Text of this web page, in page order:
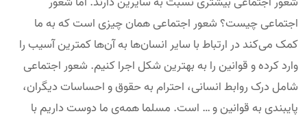
اجتماعی چیست؟ شعور اجتماعی همان چیزی است که به ما
کمک می‌کند در ارتباط با سایر انسان‌ها به آن‌ها کمترین آسیب را
وارد کرده و قوانین را به بهترین شکل اجرا کنیم. شعور اجتماعی
شامل درک روابط انسانی، احترام به حقوق و احساسات دیگران،
پایبندی به قوانین و … است. مسلما همه‌ی ما دوست داریم با